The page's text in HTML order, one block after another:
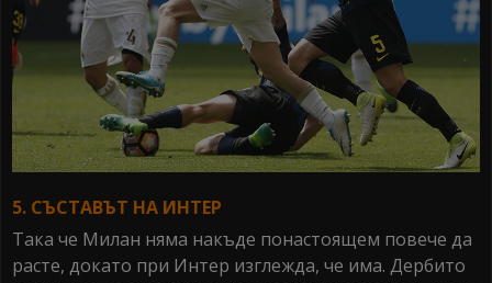
5. СЪСТАВЪТ НА ИНТЕР
Така че Милан няма накъде понастоящем повече да
расте, докато при Интер изглежда, че има. Дербито